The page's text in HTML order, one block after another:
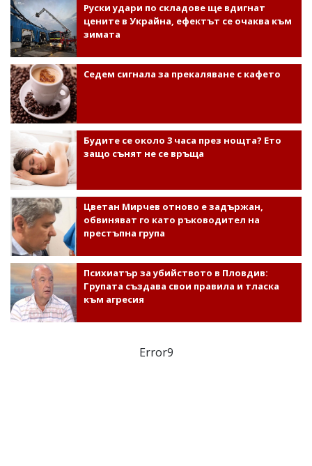
Руски удари по складове ще вдигнат
цените в Украйна, ефектът се очаква към
зимата
Седем сигнала за прекаляване с кафето
Будите се около 3 часа през нощта? Ето
защо сънят не се връща
Цветан Мирчев отново е задържан,
обвиняват го като ръководител на
престъпна група
Психиатър за убийството в Пловдив:
Групата създава свои правила и тласка
към агресия
Error9